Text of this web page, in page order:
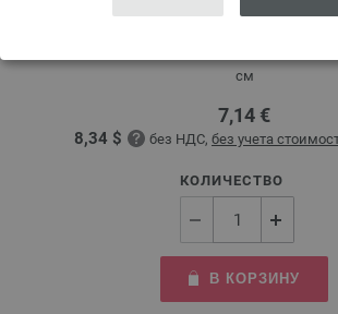
см
7,14 €
8,34 $ без НДС, без учета
КОЛИЧЕСТВО
В КОРЗИНУ